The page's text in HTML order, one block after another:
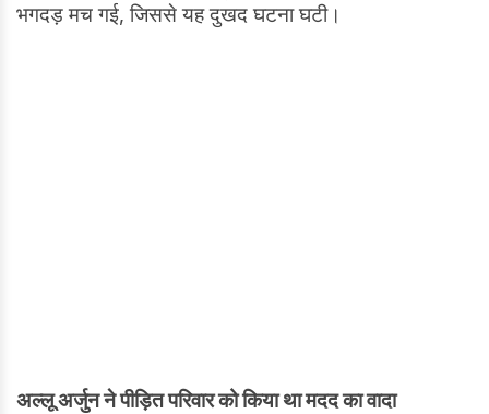
भगदड़ मच गई, जिससे यह दुखद घटना घटी।
अल्लू अर्जुन ने पीड़ित परिवार को किया था मदद का वादा